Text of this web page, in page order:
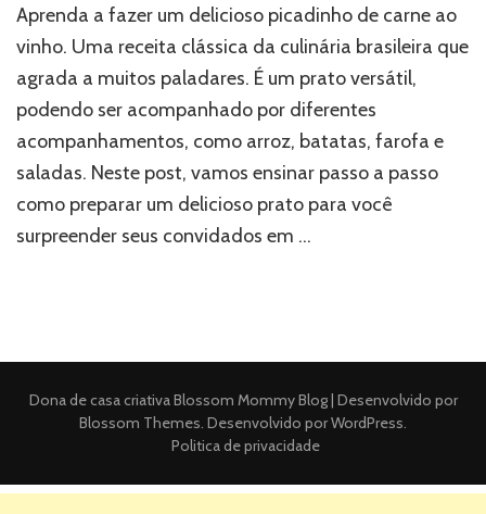
Aprenda a fazer um delicioso picadinho de carne ao
vinho. Uma receita clássica da culinária brasileira que
agrada a muitos paladares. É um prato versátil,
podendo ser acompanhado por diferentes
acompanhamentos, como arroz, batatas, farofa e
saladas. Neste post, vamos ensinar passo a passo
como preparar um delicioso prato para você
surpreender seus convidados em …
Dona de casa criativaBlossom Mommy Blog | Desenvolvido por
Blossom Themes. Desenvolvido porWordPress.
Politica de privacidade